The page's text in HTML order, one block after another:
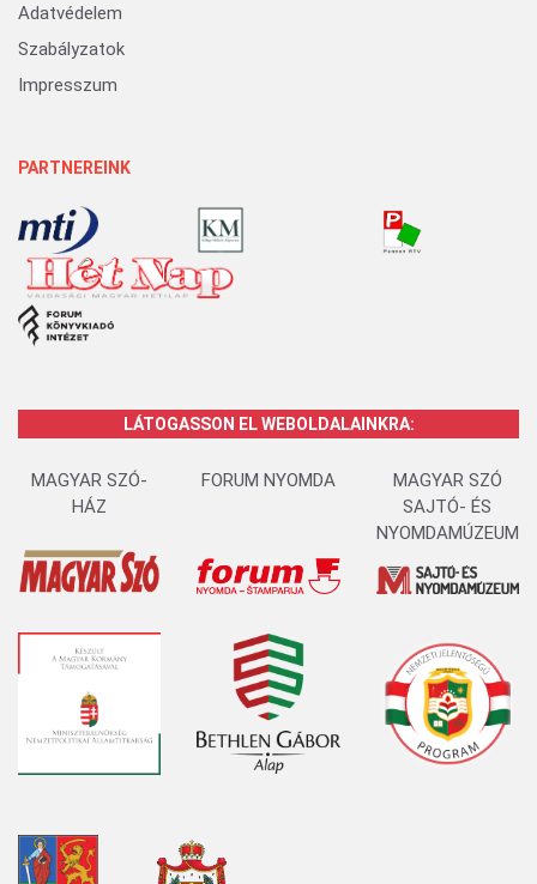
Adatvédelem
Szabályzatok
Impresszum
PARTNEREINK
LÁTOGASSON EL WEBOLDALAINKRA:
MAGYAR SZÓ-
HÁZ
FORUM NYOMDA
MAGYAR SZÓ
SAJTÓ- ÉS
NYOMDAMÚZEUM